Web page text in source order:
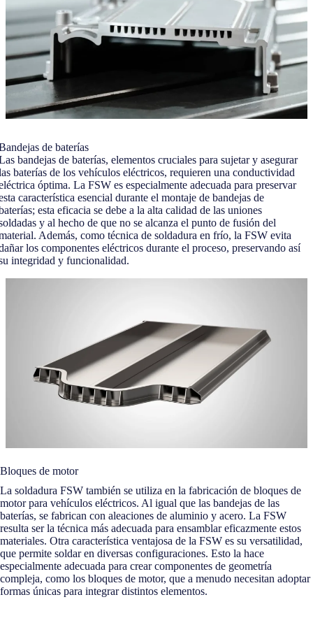
de baterías
bandejas de baterías, elementos cruciales para sujetar y asegurar
baterías de los vehículos eléctricos, requieren una conductividad
óptima. La FSW es especialmente adecuada para preservar
característica esencial durante el montaje de bandejas de
esta eficacia se debe a la alta calidad de las uniones
y al hecho de que no se alcanza el punto de fusión del
Además, como técnica de soldadura en frío, la FSW evita
los componentes eléctricos durante el proceso, preservando así
integridad y funcionalidad.
Bloques de motor
La soldadura FSW también se utiliza en la fabricación de bloques de
motor para vehículos eléctricos. Al igual que las bandejas de las
baterías, se fabrican con aleaciones de aluminio y acero. La FSW
resulta ser la técnica más adecuada para ensamblar eficazmente estos
materiales. Otra característica ventajosa de la FSW es su versatilidad,
que permite soldar en diversas configuraciones. Esto la hace
especialmente adecuada para crear componentes de geometría
compleja, como los bloques de motor, que a menudo necesitan adoptar
formas únicas para integrar distintos elementos.